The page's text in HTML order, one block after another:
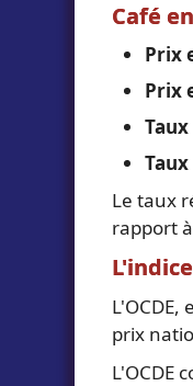
Café
Prix
Prix
Le taux
rapport
prix
L'OCDE